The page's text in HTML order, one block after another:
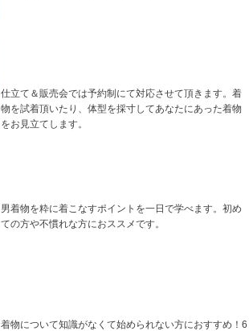
仕立て＆販売会では予約制にて対応させて頂きます。着
物を試着頂いたり、体型を採寸してあなたにあった着物
をお見立てします。
男着物を粋に着こなすポイントを一日で学べます。初め
ての方や不慣れな方におススメです。
着物について知識がなくて始められない方におすすめ！6